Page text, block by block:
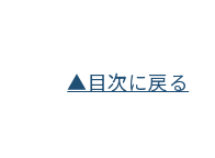
▲目次に戻る